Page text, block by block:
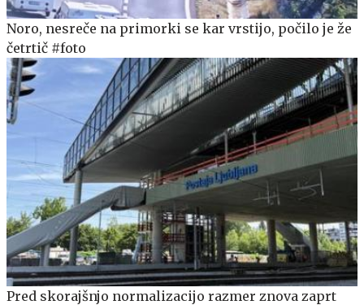
Noro, nesreče na primorki se kar vrstijo, počilo je že
četrtič #foto
Pred skorajšnjo normalizacijo razmer znova zaprt